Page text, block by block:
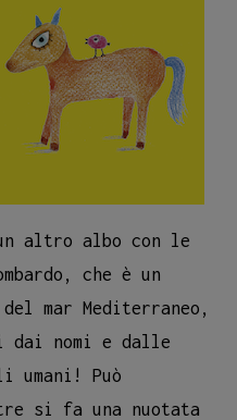
altro albo con le
che è un
mar Mediterraneo,
dai nomi e dalle
umani! Può
si fa una nuotata